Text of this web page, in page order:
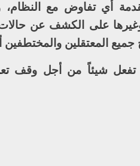
أي تفاوض مع
على الكشف عن حالات
جميع المعتقلين والمختطفين
تفعل شيئاً من أجل وقف